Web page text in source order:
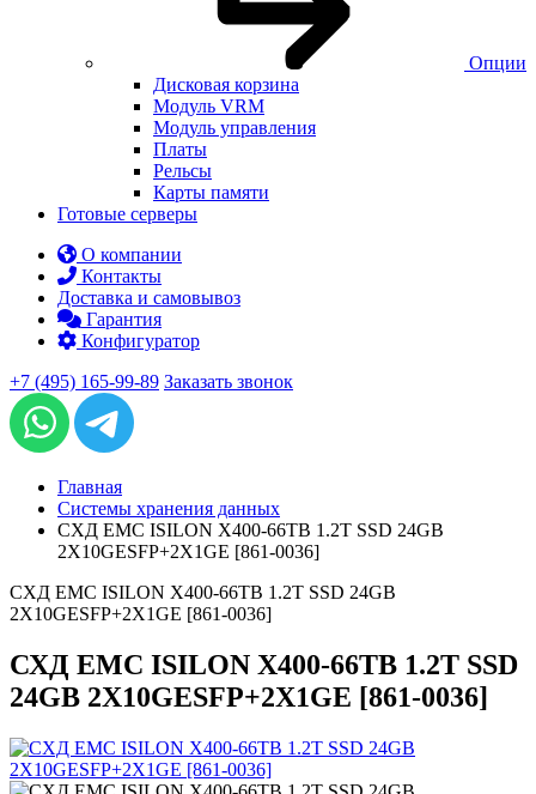
Опции
Дисковая корзина
Модуль VRM
Модуль управления
Платы
Рельсы
Карты памяти
Готовые серверы
О компании
Контакты
Доставка и самовывоз
Гарантия
Конфигуратор
+7 (495) 165-99-89 Заказать звонок
Главная
Системы хранения данных
СХД EMC ISILON X400-66TB 1.2T SSD 24GB
2X10GESFP+2X1GE [861-0036]
СХД EMC ISILON X400-66TB 1.2T SSD 24GB
2X10GESFP+2X1GE [861-0036]
СХД EMC ISILON X400-66TB 1.2T SSD
24GB 2X10GESFP+2X1GE [861-0036]